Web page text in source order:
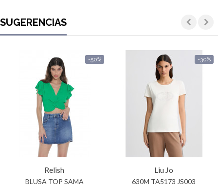
SUGERENCIAS
-50%
Relish
BLUSA TOP SAMA
-30%
Liu Jo
630M TA5173 JS003